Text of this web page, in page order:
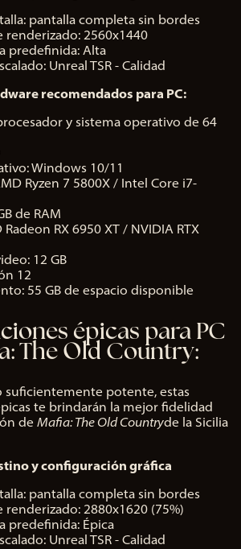
pantalla completa sin bordes
renderizado: 2560x1440
predefinida: Alta
Unreal TSR - Calidad
recomendados para PC:
y sistema operativo de 64
Windows 10/11
Ryzen 7 5800X / Intel Core i7-
de RAM
RX 6950 XT / NVIDIA RTX
12 GB
12
55 GB de espacio disponible
épicas para PC
The Old Country:
suficientemente potente, estas
te brindarán la mejor fidelidad
de Mafia: The Old Countryde la Sicilia
y configuración gráfica
pantalla completa sin bordes
renderizado: 2880x1620 (75%)
predefinida: Épica
Unreal TSR - Calidad